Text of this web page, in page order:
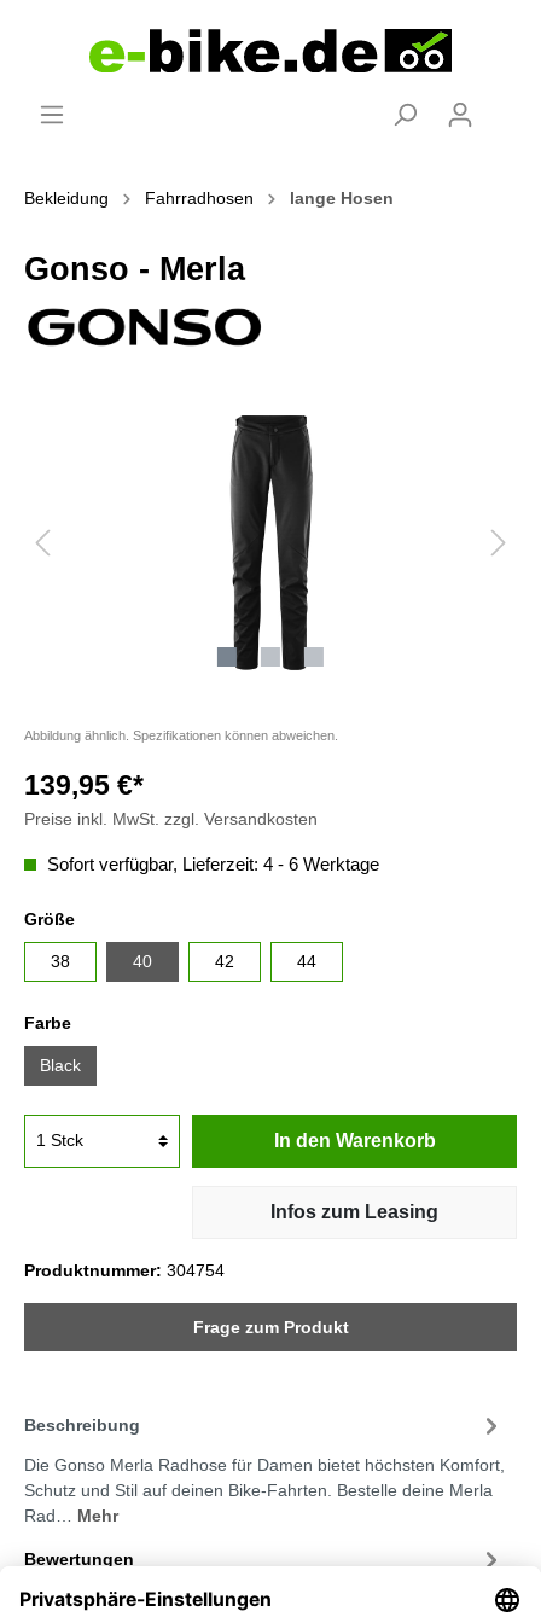
Bekleidung Fahrradhosen lange Hosen
Gonso - Merla
Abbildung ähnlich. Spezifikationen können abweichen.
139,95 €*
Preise inkl. MwSt. zzgl. Versandkosten
Sofort verfügbar, Lieferzeit: 4 - 6 Werktage
Größe
38 40 42 44
Farbe
Black
In den Warenkorb
Infos zum Leasing
Produktnummer: 304754
Frage zum Produkt
Beschreibung
Die Gonso Merla Radhose für Damen bietet höchsten Komfort,
Schutz und Stil auf deinen Bike-Fahrten. Bestelle deine Merla
Rad… Mehr
Bewertungen